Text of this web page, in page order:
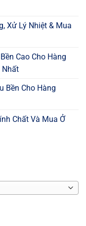
Xử Lý Nhiệt & Mua
Cao Cho Hàng
Nhất
Bền Cho Hàng
Chất Và Mua Ở